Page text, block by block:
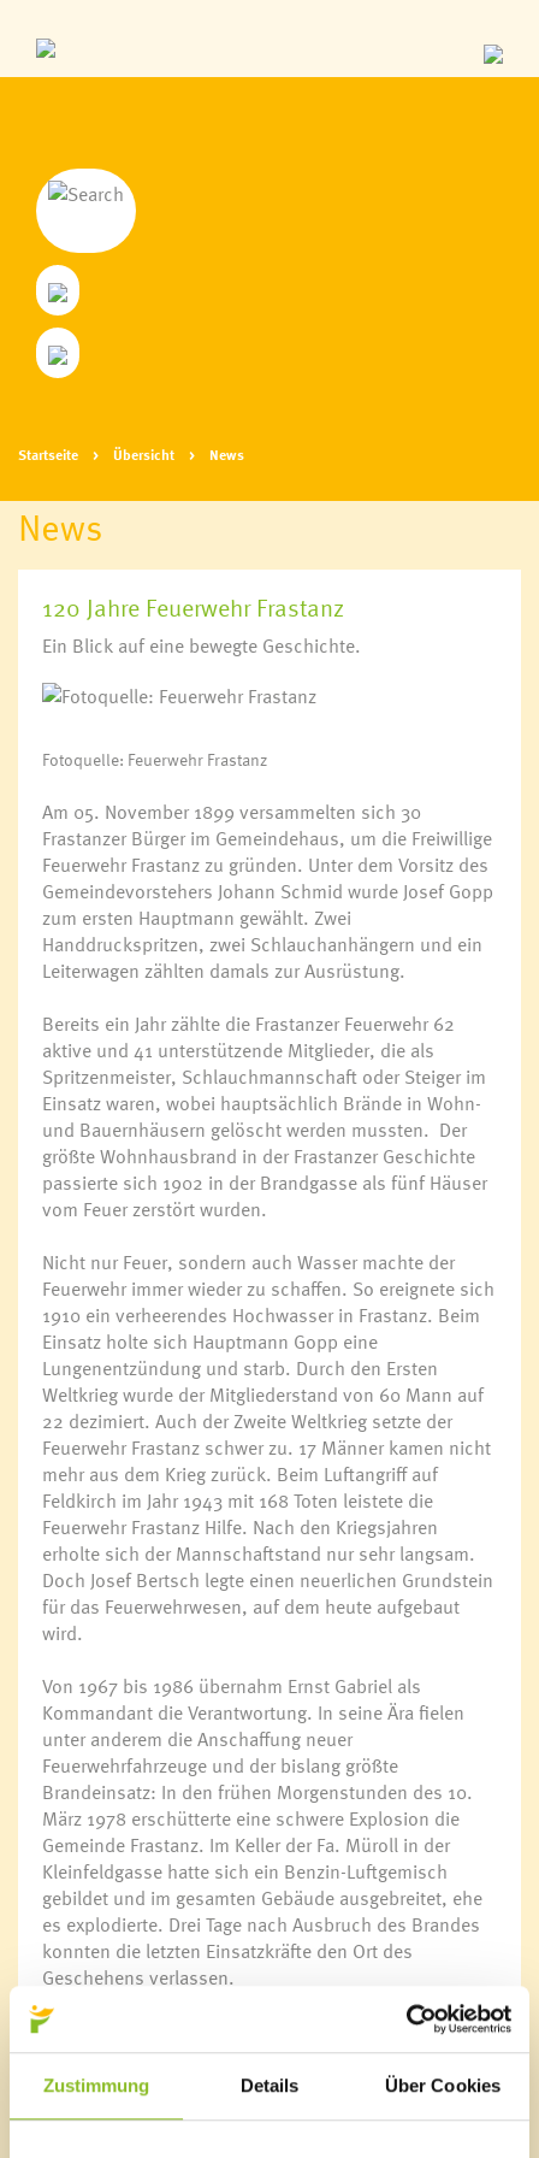
Zustimmung Details Über Cookies
Startseite Übersicht News
News
120 Jahre Feuerwehr Frastanz
Ein Blick auf eine bewegte Geschichte.
Fotoquelle: Feuerwehr Frastanz
Am 05. November 1899 versammelten sich 30
Frastanzer Bürger im Gemeindehaus, um die Freiwillige
Feuerwehr Frastanz zu gründen. Unter dem Vorsitz des
Gemeindevorstehers Johann Schmid wurde Josef Gopp
zum ersten Hauptmann gewählt. Zwei
Handdruckspritzen, zwei Schlauchanhängern und ein
Leiterwagen zählten damals zur Ausrüstung.
Bereits ein Jahr zählte die Frastanzer Feuerwehr 62
aktive und 41 unterstützende Mitglieder, die als
Spritzenmeister, Schlauchmannschaft oder Steiger im
Einsatz waren, wobei hauptsächlich Brände in Wohn-
und Bauernhäusern gelöscht werden mussten. Der
größte Wohnhausbrand in der Frastanzer Geschichte
passierte sich 1902 in der Brandgasse als fünf Häuser
vom Feuer zerstört wurden.
Nicht nur Feuer, sondern auch Wasser machte der
Feuerwehr immer wieder zu schaffen. So ereignete sich
1910 ein verheerendes Hochwasser in Frastanz. Beim
Einsatz holte sich Hauptmann Gopp eine
Lungenentzündung und starb. Durch den Ersten
Weltkrieg wurde der Mitgliederstand von 60 Mann auf
22 dezimiert. Auch der Zweite Weltkrieg setzte der
Feuerwehr Frastanz schwer zu. 17 Männer kamen nicht
mehr aus dem Krieg zurück. Beim Luftangriff auf
Feldkirch im Jahr 1943 mit 168 Toten leistete die
Feuerwehr Frastanz Hilfe. Nach den Kriegsjahren
erholte sich der Mannschaftstand nur sehr langsam.
Doch Josef Bertsch legte einen neuerlichen Grundstein
für das Feuerwehrwesen, auf dem heute aufgebaut
wird.
Von 1967 bis 1986 übernahm Ernst Gabriel als
Kommandant die Verantwortung. In seine Ära fielen
unter anderem die Anschaffung neuer
Feuerwehrfahrzeuge und der bislang größte
Brandeinsatz: In den frühen Morgenstunden des 10.
März 1978 erschütterte eine schwere Explosion die
Gemeinde Frastanz. Im Keller der Fa. Müroll in der
Kleinfeldgasse hatte sich ein Benzin-Luftgemisch
gebildet und im gesamten Gebäude ausgebreitet, ehe
es explodierte. Drei Tage nach Ausbruch des Brandes
konnten die letzten Einsatzkräfte den Ort des
Geschehens verlassen.
Neues Feuerwehrhaus
1986 wurde Alfred Tiefenthaler zum Kommandanten
gewählt. In seiner Amtszeit wurde zum 100-jährigen